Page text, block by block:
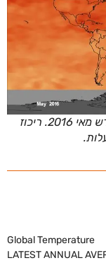
ריכוז הפחמן הדו חמצני באטמוספירה בחודש מאי 2016. ריכוז
Global Temperature
LATEST ANNUAL